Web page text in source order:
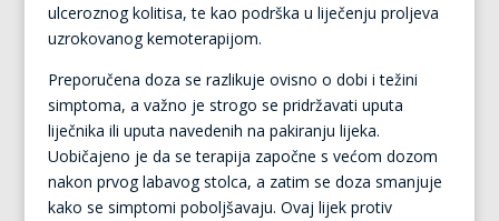
ulceroznog kolitisa, te kao podrška u liječenju proljeva
uzrokovanog kemoterapijom.
Preporučena doza se razlikuje ovisno o dobi i težini
simptoma, a važno je strogo se pridržavati uputa
liječnika ili uputa navedenih na pakiranju lijeka.
Uobičajeno je da se terapija započne s većom dozom
nakon prvog labavog stolca, a zatim se doza smanjuje
kako se simptomi poboljšavaju. Ovaj lijek protiv